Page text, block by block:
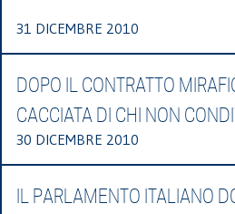
31 DICEMBRE 2010
DOPO IL CONTRATTO
CACCIATA DI CHI NON
30 DICEMBRE 2010
IL PARLAMENTO ITALIANO